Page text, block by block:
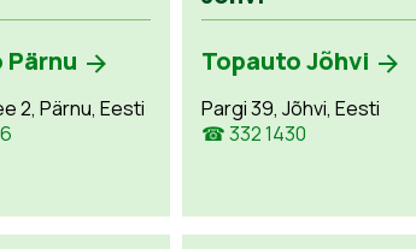
2, Pärnu, Eesti
Topauto Jõhvi
Pargi 39, Jõhvi, Eesti
☎ 332 1430